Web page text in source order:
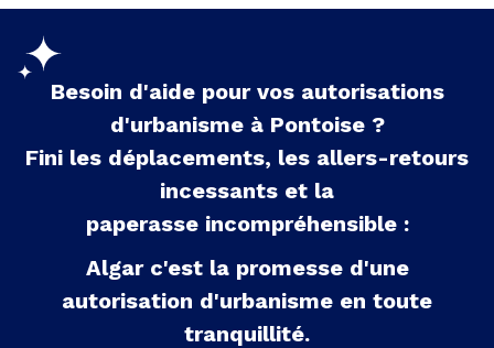
Besoin d'aide pour vos autorisations
d'urbanisme à Pontoise?
Fini les déplacements, les allers-retours
incessants et la
paperasse incompréhensible :
Algar c'est la promesse d'une
autorisation d'urbanisme en toute
tranquillité.